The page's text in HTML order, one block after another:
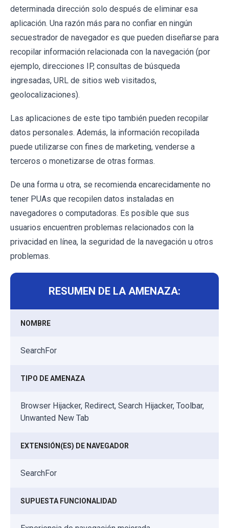
determinada dirección solo después de eliminar esa
aplicación. Una razón más para no confiar en ningún
secuestrador de navegador es que pueden diseñarse para
recopilar información relacionada con la navegación (por
ejemplo, direcciones IP, consultas de búsqueda
ingresadas, URL de sitios web visitados,
geolocalizaciones).
Las aplicaciones de este tipo también pueden recopilar
datos personales. Además, la información recopilada
puede utilizarse con fines de marketing, venderse a
terceros o monetizarse de otras formas.
De una forma u otra, se recomienda encarecidamente no
tener PUAs que recopilen datos instaladas en
navegadores o computadoras. Es posible que sus
usuarios encuentren problemas relacionados con la
privacidad en línea, la seguridad de la navegación u otros
problemas.
RESUMEN DE LA AMENAZA:
NOMBRE
SearchFor
TIPO DE AMENAZA
Browser Hijacker, Redirect, Search Hijacker, Toolbar,
Unwanted New Tab
EXTENSIÓN(ES) DE NAVEGADOR
SearchFor
SUPUESTA FUNCIONALIDAD